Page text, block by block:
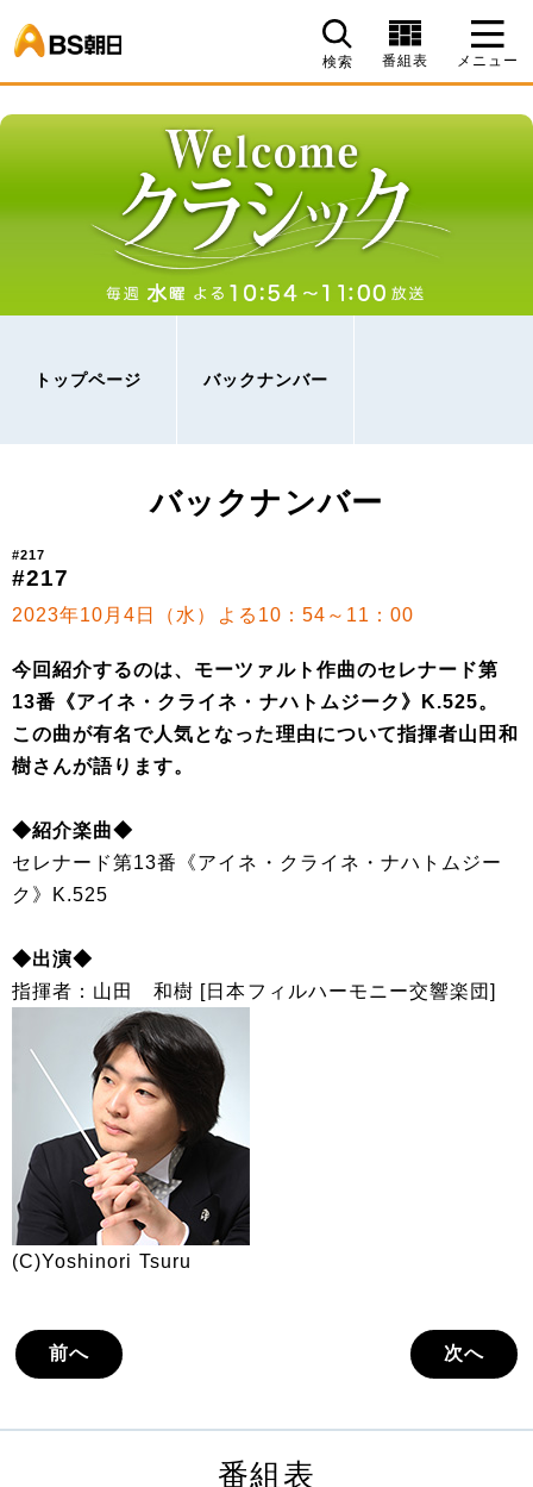
検索 番組表 メニュー
トップページ バックナンバー
バックナンバー
#217
#217
2023年10月4日（水）よる10：54～11：00
今回紹介するのは、モーツァルト作曲のセレナード第
13番《アイネ・クライネ・ナハトムジーク》K.525。
この曲が有名で人気となった理由について指揮者山田和
樹さんが語ります。
◆紹介楽曲◆
セレナード第13番《アイネ・クライネ・ナハトムジー
ク》K.525
◆出演◆
指揮者：山田 和樹 [日本フィルハーモニー交響楽団]
(C)Yoshinori Tsuru
前へ 次へ
番組表